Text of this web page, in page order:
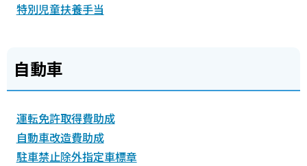
特別児童扶養手当
自動車
運転免許取得費助成
自動車改造費助成
駐車禁止除外指定車標章